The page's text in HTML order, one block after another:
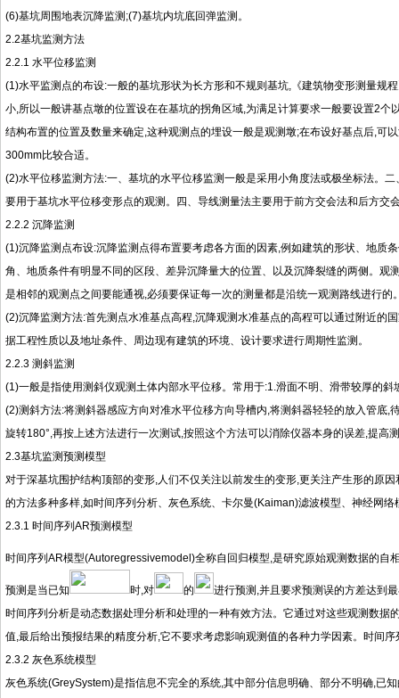
(6)基坑周围地表沉降监测;(7)基坑内坑底回弹监测。
2.2基坑监测方法
2.2.1 水平位移监测
(1)水平监测点的布设:一般的基坑形状为长方形和不规则基坑,《建筑物变形测量规
小,所以一般讲基点墩的位置设在在基坑的拐角区域,为满足计算要求一般要设置2
结构布置的位置及数量来确定,这种观测点的埋设一般是观测墩;在布设好基点后,可
300mm比较合适。
(2)水平位移监测方法:一、基坑的水平位移监测一般是采用小角度法或极坐标法。
要用于基坑水平位移变形点的观测。四、导线测量法主要用于前方交会法和后方
2.2.2 沉降监测
(1)沉降监测点布设:沉降监测点得布置要考虑各方面的因素,例如建筑的形状、地质
角、地质条件有明显不同的区段、差异沉降量大的位置、以及沉降裂缝的两侧。
是相邻的观测点之间要能通视,必须要保证每一次的测量都是沿统一观测路线进行的
(2)沉降监测方法:首先测点水准基点高程,沉降观测水准基点的高程可以通过附近的
据工程性质以及地址条件、周边现有建筑的环境、设计要求进行周期性监测。
2.2.3 测斜监测
(1)一般是指使用测斜仪观测土体内部水平位移。常用于:1.滑面不明、滑带较厚的
(2)测斜方法:将测斜器感应方向对准水平位移方向导槽内,将测斜器轻轻的放入管底
旋转180°,再按上述方法进行一次测试,按照这个方法可以消除仪器本身的误差,提高
2.3基坑监测预测模型
对于深基坑围护结构顶部的变形,人们不仅关注以前发生的变形,更关注产生形的原
的方法多种多样,如时间序列分析、灰色系统、卡尔曼(Kaiman)滤波模型、神经网络
2.3.1 时间序列AR预测模型
时间序列AR模型(Autoregressivemodel)全称自回归模型,是研究原始观测数据的
预测是当已知 时,对 的
进行预测,并且要求预测误的方差达到
时间序列分析是动态数据处理分析和处理的一种有效方法。它通过对这些观测数
值,最后给出预报结果的精度分析,它不要求考虑影响观测值的各种力学因素。时间
2.3.2 灰色系统模型
灰色系统(GreySystem)是指信息不完全的系统,其中部分信息明确、部分不明确,已